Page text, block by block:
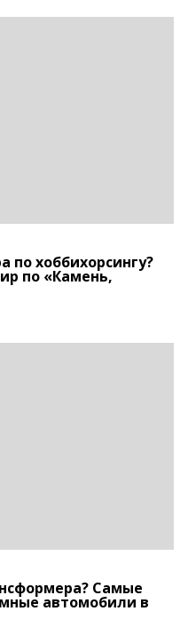
по хоббихорсингу?
по «Камень,
Самые
автомобили в